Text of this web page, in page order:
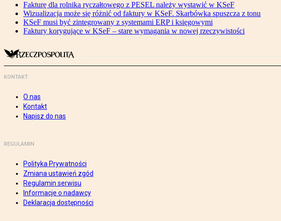
Fakturę dla rolnika ryczałtowego z PESEL należy wystawić w KSeF
Wizualizacja może się różnić od faktury w KSeF. Skarbówka spuszcza z tonu
KSeF musi być zintegrowany z systemami ERP i księgowymi
Faktury korygujące w KSeF – stare wymagania w nowej rzeczywistości
KONTAKT
O nas
Kontakt
Napisz do nas
REGULAMIN
Polityka Prywatności
Zmiana ustawień zgód
Regulamin serwisu
Informacje o nadawcy
Deklaracja dostępności